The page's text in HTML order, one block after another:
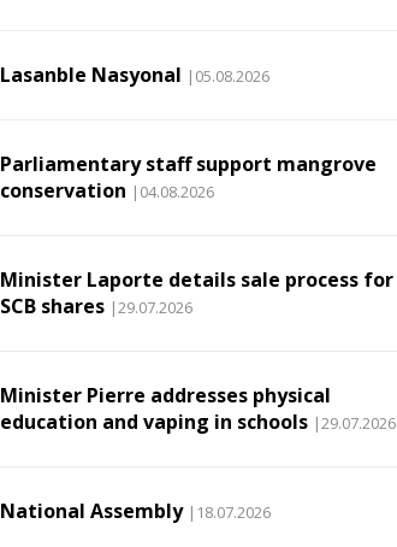
Lasanble Nasyonal |05.08.2026
Parliamentary staff support mangrove
conservation |04.08.2026
Minister Laporte details sale process for
SCB shares |29.07.2026
Minister Pierre addresses physical
education and vaping in schools |29.07.2026
National Assembly |18.07.2026